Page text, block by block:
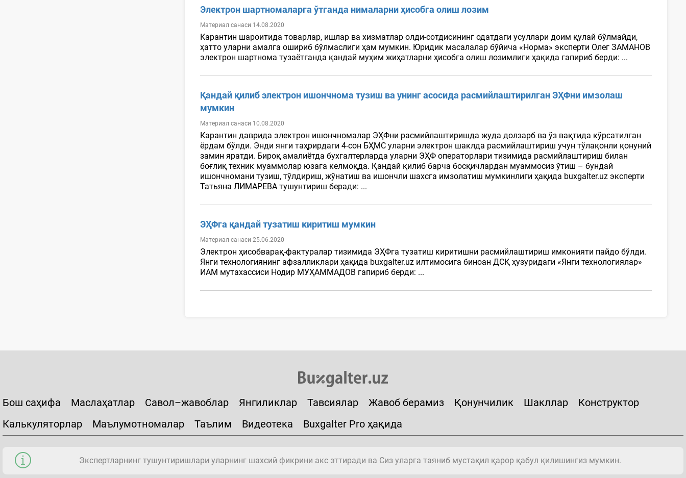
Электрон шартномаларга ўтганда нималарни ҳисобга олиш лозим
Материал санаси 14.08.2020
Карантин шароитида товарлар, ишлар ва хизматлар олди-сотдисининг одатдаги усуллари доим қулай бўлмайди,
ҳатто уларни амалга ошириб бўлмаслиги ҳам мумкин. Юридик масалалар бўйича «Норма» эксперти Олег ЗАМАНОВ
электрон шартнома тузаётганда қандай муҳим жиҳатларни ҳисобга олиш лозимлиги ҳақида гапириб берди: ...
Қандай қилиб электрон ишончнома тузиш ва унинг асосида расмийлаштирилган ЭҲФни имзолаш
мумкин
Материал санаси 10.08.2020
Карантин даврида электрон ишончномалар ЭҲФни расмийлаштиришда жуда долзарб ва ўз вақтида кўрсатилган
ёрдам бўлди. Энди янги таҳрирдаги 4-сон БҲМС уларни электрон шаклда расмийлаштириш учун тўлақонли қонуний
замин яратди. Бироқ амалиётда бухгалтерларда уларни ЭҲФ операторлари тизимида расмийлаштириш билан
боғлиқ техник муаммолар юзага келмоқда. Қандай қилиб барча босқичлардан муаммосиз ўтиш – бундай
ишончномани тузиш, тўлдириш, жўнатиш ва ишончли шахсга имзолатиш мумкинлиги ҳақида buxgalter.uz эксперти
Татьяна ЛИМАРЕВА тушунтириш беради: ...
ЭҲФга қандай тузатиш киритиш мумкин
Материал санаси 25.06.2020
Электрон ҳисобварақ-фактуралар тизимида ЭҲФга тузатиш киритишни расмийлаштириш имконияти пайдо бўлди.
Янги технологиянинг афзалликлари ҳақида buxgalter.uz илтимосига биноан ДСҚ ҳузуридаги «Янги технологиялар»
ИАМ мутахассиси Нодир МУҲАММАДОВ гапириб берди: ...
Бош саҳифа Маслаҳатлар Савол–жавоблар Янгиликлар Тавсиялар Жавоб берамиз Қонунчилик Шакллар
Конструктор
Калькуляторлар
Маълумотномалар Таълим Видеотека Buxgalter Pro ҳақида
Экспертларнинг тушунтиришлари уларнинг шахсий фикрини акс эттиради ва Сиз уларга таяниб мустақил қарор қабул қилишингиз мумкин.